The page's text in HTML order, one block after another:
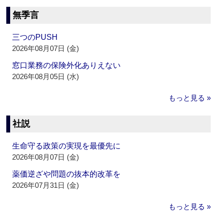
無季言
三つのPUSH
2026年08月07日 (金)
窓口業務の保険外化ありえない
2026年08月05日 (水)
もっと見る »
社説
生命守る政策の実現を最優先に
2026年08月07日 (金)
薬価逆ざや問題の抜本的改革を
2026年07月31日 (金)
もっと見る »